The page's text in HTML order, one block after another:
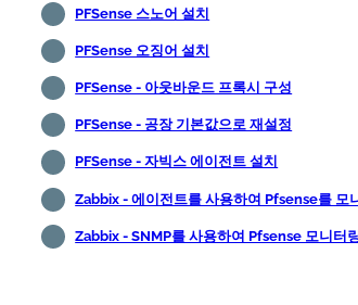
PFSense 스노어 설치
PFSense 오징어 설치
PFSense - 아웃바운드 프록시 구성
PFSense - 공장 기본값으로 재설정
PFSense - 자빅스 에이전트 설치
Zabbix - 에이전트를 사용하여 Pfsense를 모
Zabbix - SNMP를 사용하여 Pfsense 모니터